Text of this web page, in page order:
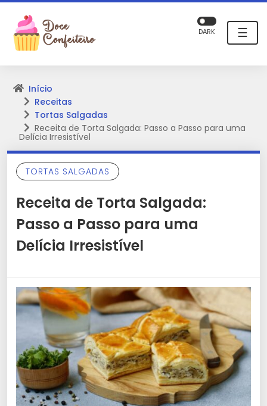
☰
DARK
Início
Receitas
Tortas Salgadas
Receita de Torta Salgada: Passo a Passo para uma
Delícia Irresistível
TORTAS SALGADAS
Receita de Torta Salgada:
Passo a Passo para uma
Delícia Irresistível